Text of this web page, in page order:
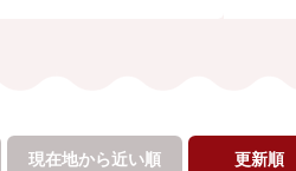
現在地から近い順 更新順